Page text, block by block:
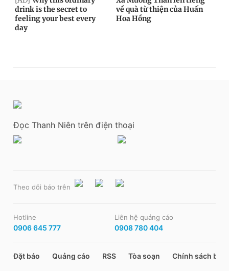
Đọc Thanh Niên trên điện thoại
Theo dõi báo trên
Hotline
0906 645 777
Liên hệ quảng cáo
0908 780 404
Đặt báo Quảng cáo RSS Tòa soạn Chính sách bảo